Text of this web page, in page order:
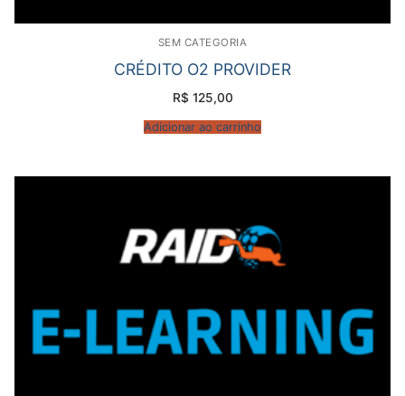
SEM CATEGORIA
CRÉDITO O2 PROVIDER
R$ 125,00
Adicionar ao carrinho